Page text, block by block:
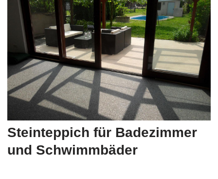
Steinteppich für Badezimmer
und Schwimmbäder